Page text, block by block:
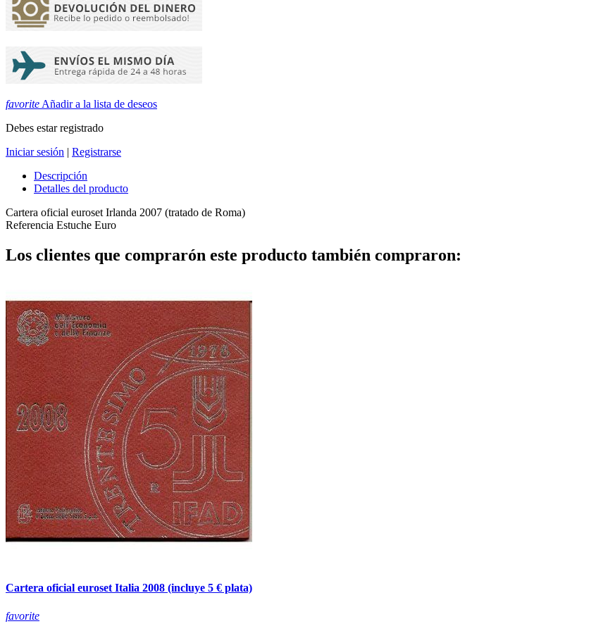
favoriteAñadir a la lista de deseos
Debes estar registrado
Iniciar sesión | Registrarse
Descripción
Detalles del producto
Cartera oficial euroset Irlanda 2007 (tratado de Roma)
Referencia Estuche Euro
Los clientes que comprarón este producto también compraron:
Cartera oficial euroset Italia 2008 (incluye 5 € plata)
favorite